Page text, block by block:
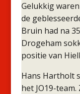
Gelukkig
de
Bruin had na
Drogeham
positie van
Hans Hartholt
het JO19-